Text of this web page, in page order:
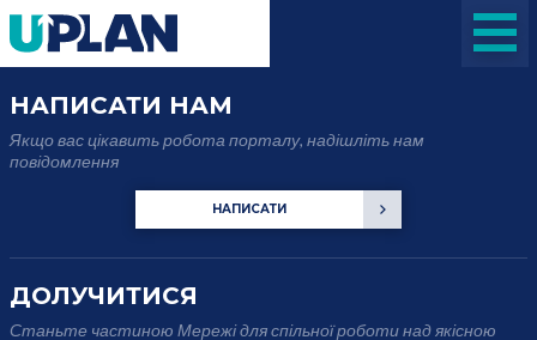
НАПИСАТИ НАМ
Якщо вас цікавить робота порталу, надішліть нам
повідомлення
НАПИСАТИ
ДОЛУЧИТИСЯ
Станьте частиною Мережі для спільної роботи над якісною